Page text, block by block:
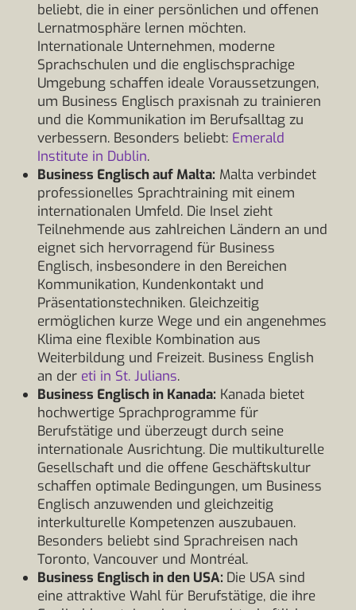
beliebt, die in einer persönlichen und offenen
Lernatmosphäre lernen möchten.
Internationale Unternehmen, moderne
Sprachschulen und die englischsprachige
Umgebung schaffen ideale Voraussetzungen,
um Business Englisch praxisnah zu trainieren
und die Kommunikation im Berufsalltag zu
verbessern. Besonders beliebt: Emerald
Institute in Dublin.
Business Englisch auf Malta: Malta verbindet
professionelles Sprachtraining mit einem
internationalen Umfeld. Die Insel zieht
Teilnehmende aus zahlreichen Ländern an und
eignet sich hervorragend für Business
Englisch, insbesondere in den Bereichen
Kommunikation, Kundenkontakt und
Präsentationstechniken. Gleichzeitig
ermöglichen kurze Wege und ein angenehmes
Klima eine flexible Kombination aus
Weiterbildung und Freizeit. Business English
an der eti in St. Julians.
Business Englisch in Kanada: Kanada bietet
hochwertige Sprachprogramme für
Berufstätige und überzeugt durch seine
internationale Ausrichtung. Die multikulturelle
Gesellschaft und die offene Geschäftskultur
schaffen optimale Bedingungen, um Business
Englisch anzuwenden und gleichzeitig
interkulturelle Kompetenzen auszubauen.
Besonders beliebt sind Sprachreisen nach
Toronto, Vancouver und Montréal.
Business Englisch in den USA: Die USA sind
eine attraktive Wahl für Berufstätige, die ihre